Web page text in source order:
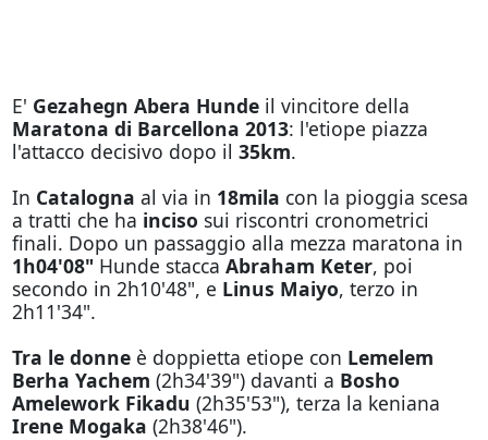
E' Gezahegn Abera Hundeil vincitore della
Maratona di Barcellona 2013: l'etiope piazza
l'attacco decisivo dopo il 35km.
In Catalogna al via in 18mila con la pioggia scesa
a tratti che ha inciso sui riscontri cronometrici
finali. Dopo un passaggio alla mezza maratona in
1h04'08" Hunde stacca Abraham Keter, poi
secondo in 2h10'48", e Linus Maiyo, terzo in
2h11'34".
Tra le donneè doppietta etiope con Lemelem
Berha Yachem (2h34'39") davanti a Bosho
Amelework Fikadu (2h35'53"), terza la keniana
Irene Mogaka (2h38'46").